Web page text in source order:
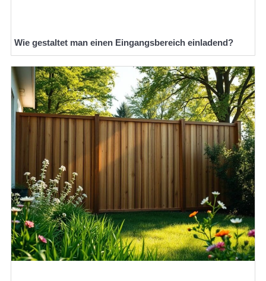
Wie gestaltet man einen Eingangsbereich einladend?